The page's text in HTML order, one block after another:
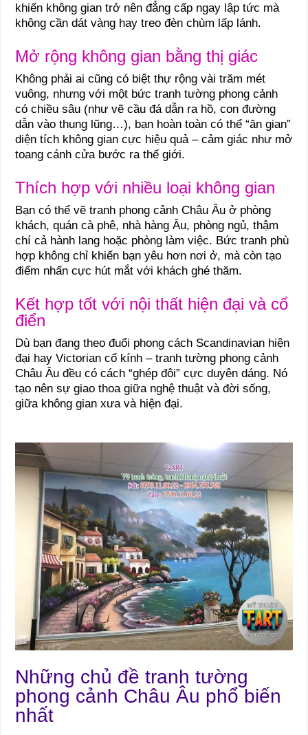
khiến không gian trở nên đẳng cấp ngay lập tức mà
không cần dát vàng hay treo đèn chùm lấp lánh.
Mở rộng không gian bằng thị giác
Không phải ai cũng có biệt thự rộng vài trăm mét
vuông, nhưng với một bức tranh tường phong cảnh
có chiều sâu (như vẽ cầu đá dẫn ra hồ, con đường
dẫn vào thung lũng…), bạn hoàn toàn có thể “ăn gian”
diện tích không gian cực hiệu quả – cảm giác như mở
toang cánh cửa bước ra thế giới.
Thích hợp với nhiều loại không gian
Bạn có thể vẽ tranh phong cảnh Châu Âu ở phòng
khách, quán cà phê, nhà hàng Âu, phòng ngủ, thậm
chí cả hành lang hoặc phòng làm việc. Bức tranh phù
hợp không chỉ khiến bạn yêu hơn nơi ở, mà còn tạo
điểm nhấn cực hút mắt với khách ghé thăm.
Kết hợp tốt với nội thất hiện đại và cổ
điển
Dù bạn đang theo đuổi phong cách Scandinavian hiện
đại hay Victorian cổ kính – tranh tường phong cảnh
Châu Âu đều có cách “ghép đôi” cực duyên dáng. Nó
tạo nên sự giao thoa giữa nghệ thuật và đời sống,
giữa không gian xưa và hiện đại.
Những chủ đề tranh tường
phong cảnh Châu Âu phổ biến
nhất